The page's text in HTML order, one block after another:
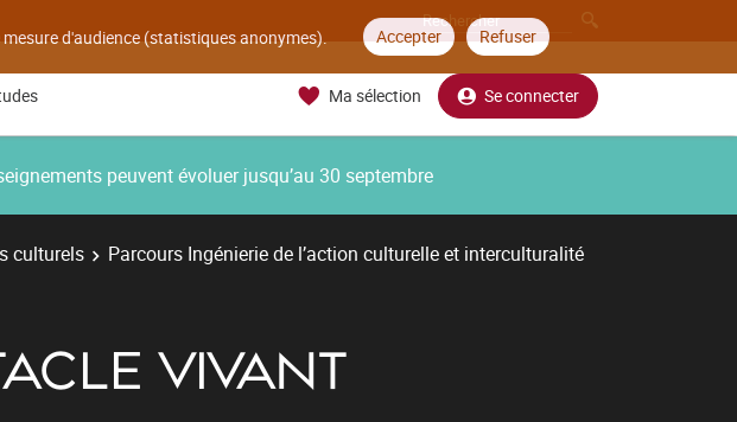
d'audience (statistiques anonymes). Accepter Refuser
Ma sélection Se connecter
peuvent évoluer jusqu’au 30 septembre
culturels
Parcours Ingénierie de l’action culturelle et interculturalité
VIVANT